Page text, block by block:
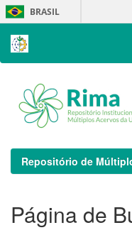
Skip
navigation
BRASIL
Repositório de
Página de